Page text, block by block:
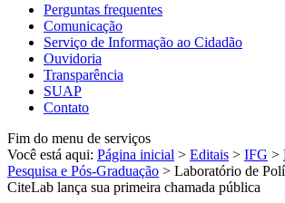
Perguntas frequentes
Comunicação
Serviço de Informação ao Cidadão
Ouvidoria
Transparência
SUAP
Contato
Fim do menu de serviços
Você está aqui: Página inicial > Editais > IFG >
Pesquisa e Pós-Graduação > Laboratório de
CiteLab lança sua primeira chamada pública